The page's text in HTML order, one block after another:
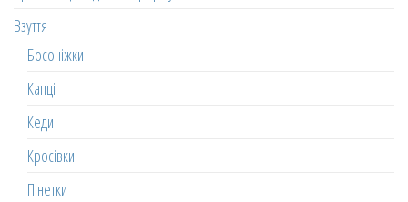
Взуття
Босоніжки
Капці
Кеди
Кросівки
Пінетки